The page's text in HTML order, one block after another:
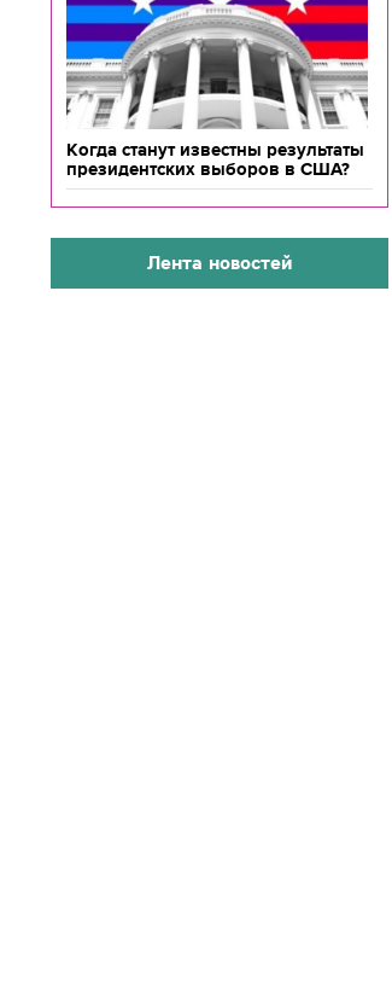
Когда станут известны результаты
президентских выборов в США?
Лента новостей